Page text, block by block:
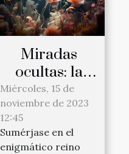
Miradas
ocultas: la
fotografía
subacuática
revela
mundos
Miércoles, 15 de
noviembre de 2023
12:45
Sumérjase en el
enigmático reino